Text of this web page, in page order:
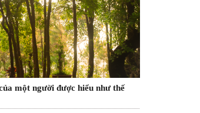
một người được hiểu như thế